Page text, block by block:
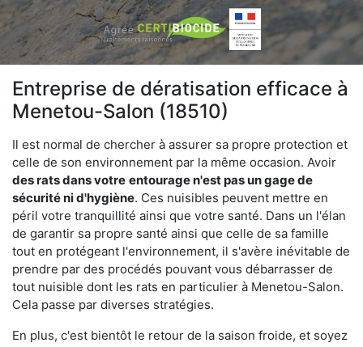
Entreprise de dératisation efficace à
Menetou-Salon (18510)
Il est normal de chercher à assurer sa propre protection et
celle de son environnement par la même occasion. Avoir
des rats dans votre entourage n'est pas un gage de
sécurité ni d'hygiène. Ces nuisibles peuvent mettre en
péril votre tranquillité ainsi que votre santé. Dans un l'élan
de garantir sa propre santé ainsi que celle de sa famille
tout en protégeant l'environnement, il s'avère inévitable de
prendre par des procédés pouvant vous débarrasser de
tout nuisible dont les rats en particulier à Menetou-Salon.
Cela passe par diverses stratégies.
En plus, c'est bientôt le retour de la saison froide, et soyez